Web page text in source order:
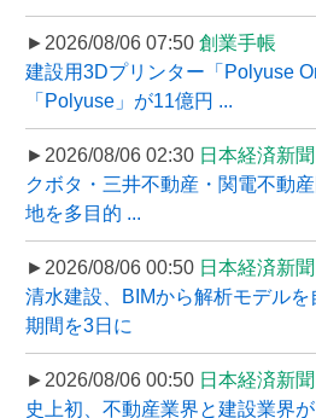
►2026/08/06 07:50 創業手帳
建設用3Dプリンター「Polyuse
「Polyuse」が11億円 ...
►2026/08/06 02:30 日本経済新聞
クボタ・三井不動産・関電不動
地を多目的 ...
►2026/08/06 00:50 日本経済新聞
清水建設、BIMから解析モデル
期間を3日に
►2026/08/06 00:50 日本経済新聞
史上初、不動産業界と建設業界